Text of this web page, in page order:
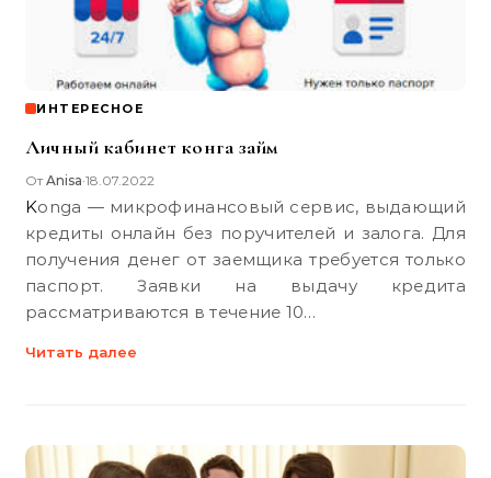
ИНТЕРЕСНОЕ
Личный кабинет конга займ
ОтAnisa•18.07.2022
Konga — микрофинансовый сервис, выдающий
кредиты онлайн без поручителей и залога. Для
получения денег от заемщика требуется только
паспорт. Заявки на выдачу кредита
рассматриваются в течение 10…
Читать далее